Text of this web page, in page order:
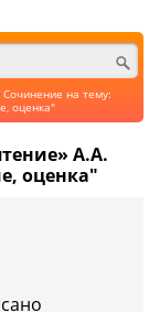
Сочинение на тему:
оценка"
А.А.
оценка"